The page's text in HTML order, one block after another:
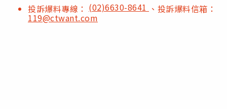
投訴爆料專線： (02)6630-8641 、投訴爆料信箱：
119@ctwant.com